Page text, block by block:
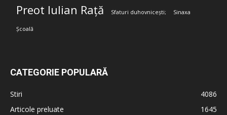
Preot Iulian Rață Sfaturi duhovnicești; Sinaxa
Școală
CATEGORIE POPULARĂ
Stiri
4086
Articole preluate
1645